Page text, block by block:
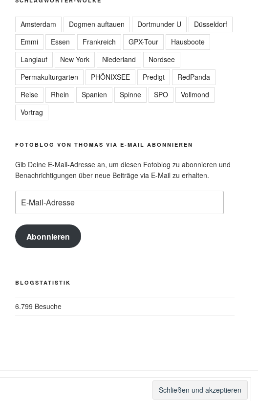
Amsterdam Dogmen auftauen Dortmunder U
Düsseldorf
Emmi
Essen Frankreich GPX-Tour
Hausboote
Langlauf
New York Niederland
Nordsee
Permakulturgarten
PHÖNIXSEE Predigt
RedPanda
Reise
Rhein Spanien Spinne SPO
Vollmond
Vortrag
FOTOBLOG VON THOMAS VIA E-MAIL ABONNIEREN
Gib Deine E-Mail-Adresse an, um diesen Fotoblog zu abonnieren und
Benachrichtigungen über neue Beiträge via E-Mail zu erhalten.
Mail-
Adresse
Abonnieren
BLOGSTATISTIK
6.799 Besuche